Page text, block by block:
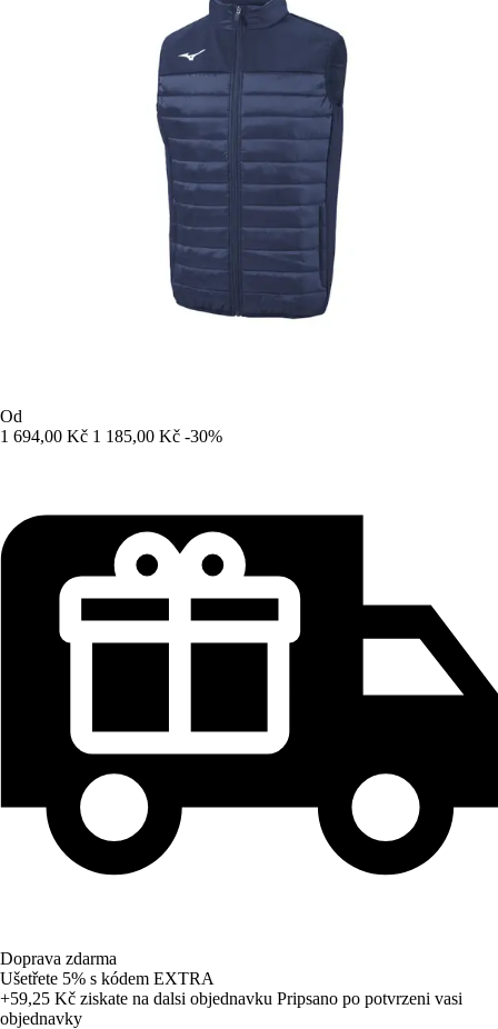
Od
1 694,00 Kč 1 185,00 Kč -30%
Doprava zdarma
Ušetřete 5% s kódem EXTRA
+59,25 Kč ziskate na dalsi objednavku Pripsano po potvrzeni vasi
objednavky